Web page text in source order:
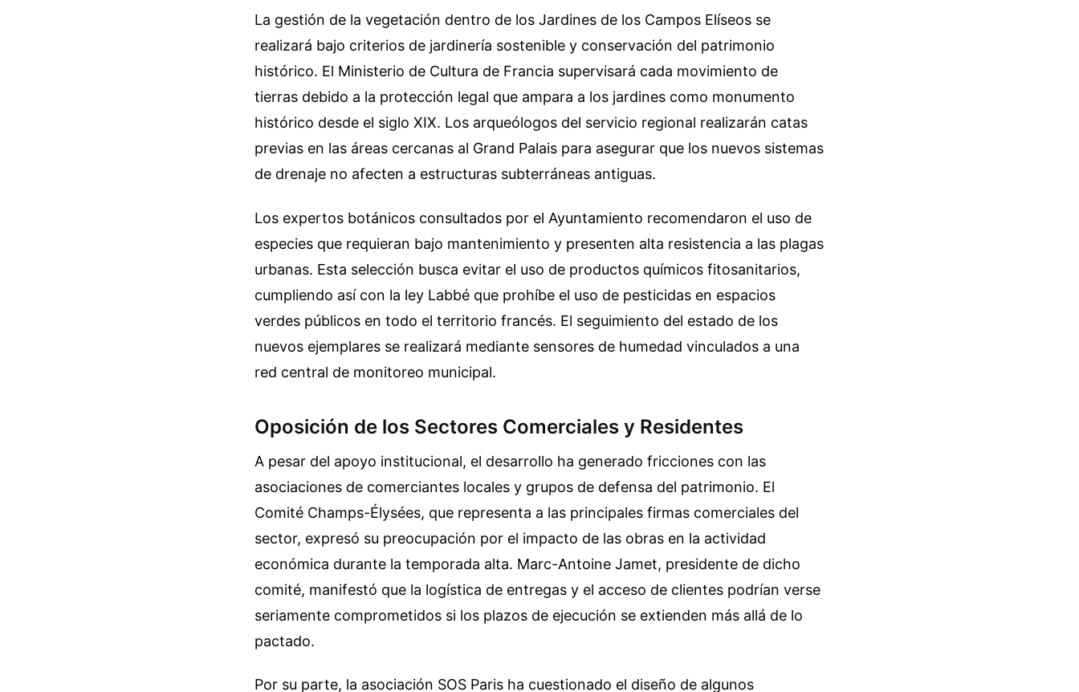
La gestión de la vegetación dentro de los Jardines de los Campos Elíseos se
realizará bajo criterios de jardinería sostenible y conservación del patrimonio
histórico. El Ministerio de Cultura de Francia supervisará cada movimiento de
tierras debido a la protección legal que ampara a los jardines como monumento
histórico desde el siglo XIX. Los arqueólogos del servicio regional realizarán catas
previas en las áreas cercanas al Grand Palais para asegurar que los nuevos sistemas
de drenaje no afecten a estructuras subterráneas antiguas.
Los expertos botánicos consultados por el Ayuntamiento recomendaron el uso de
especies que requieran bajo mantenimiento y presenten alta resistencia a las plagas
urbanas. Esta selección busca evitar el uso de productos químicos fitosanitarios,
cumpliendo así con la ley Labbé que prohíbe el uso de pesticidas en espacios
verdes públicos en todo el territorio francés. El seguimiento del estado de los
nuevos ejemplares se realizará mediante sensores de humedad vinculados a una
red central de monitoreo municipal.
Oposición de los Sectores Comerciales y Residentes
A pesar del apoyo institucional, el desarrollo ha generado fricciones con las
asociaciones de comerciantes locales y grupos de defensa del patrimonio. El
Comité Champs-Élysées, que representa a las principales firmas comerciales del
sector, expresó su preocupación por el impacto de las obras en la actividad
económica durante la temporada alta. Marc-Antoine Jamet, presidente de dicho
comité, manifestó que la logística de entregas y el acceso de clientes podrían verse
seriamente comprometidos si los plazos de ejecución se extienden más allá de lo
pactado.
Por su parte, la asociación SOS Paris ha cuestionado el diseño de algunos